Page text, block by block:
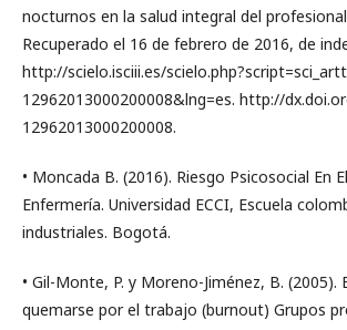
nocturnos en la salud integral del
Recuperado el 16 de febrero de 2016, de
http://scielo.isciii.es/
12962013000200008&lng=es. http://
12962013000200008.
• Moncada B. (2016). Riesgo Psicosocial En
Enfermería. Universidad ECCI, Escuela
industriales. Bogotá.
• Gil-Monte, P. y Moreno-Jiménez, B. (2005).
quemarse por el trabajo (burnout) Grupos